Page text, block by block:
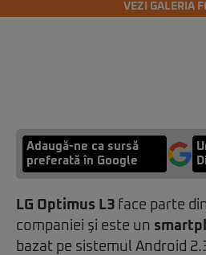
VEZI GALERIA
Adaugă-ne ca sursă
preferată în Google
LG Optimus L3 face parte
companiei şi este un
bazat pe sistemul Android